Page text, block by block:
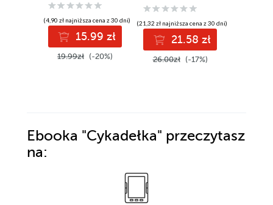
(4,90 zł najniższa cena z 30 dni)
15.99 zł
19.99zł (-20%)
(21,32 zł najniższa cena z 30 dni)
21.58 zł
26.00zł (-17%)
Ebooka "Cykadełka" przeczytasz
na: